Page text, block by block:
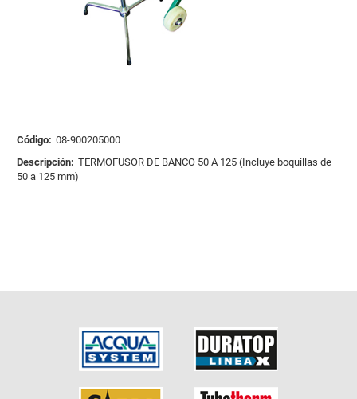
Código: 08-900205000
Descripción: TERMOFUSOR DE BANCO 50 A 125 (Incluye boquillas de
50 a 125 mm)